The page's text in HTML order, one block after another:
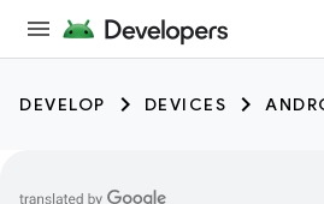
DEVELOP DEVICES